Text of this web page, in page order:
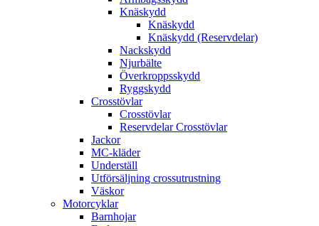
Knäskydd
Knäskydd
Knäskydd (Reservdelar)
Nackskydd
Njurbälte
Överkroppsskydd
Ryggskydd
Crosstövlar
Crosstövlar
Reservdelar Crosstövlar
Jackor
MC-kläder
Underställ
Utförsäljning crossutrustning
Väskor
Motorcyklar
Barnhojar